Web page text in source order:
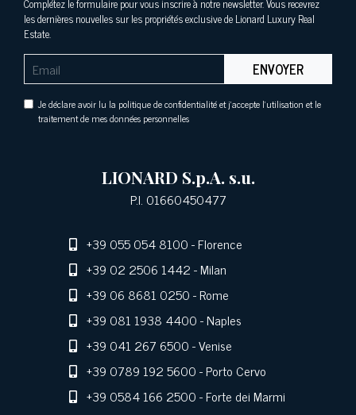
Complétez le formulaire pour vous inscrire à notre newsletter. Vous recevrez
les dernières nouvelles sur les propriétés exclusive de Lionard Luxury Real
Estate.
ENVOYER
Je déclare avoir lu la politique de confidentialité et j'accepte l'utilisation et le
traitement de mes données personnelles
LIONARD S.p.A. s.u.
P.I. 01660450477
+39 055 054 8100- Florence
+39 02 2506 1442- Milan
+39 06 8681 0250- Rome
+39 081 1938 4400- Naples
+39 041 267 6500- Venise
+39 0789 192 5600- Porto Cervo
+39 0584 166 2500- Forte dei Marmi